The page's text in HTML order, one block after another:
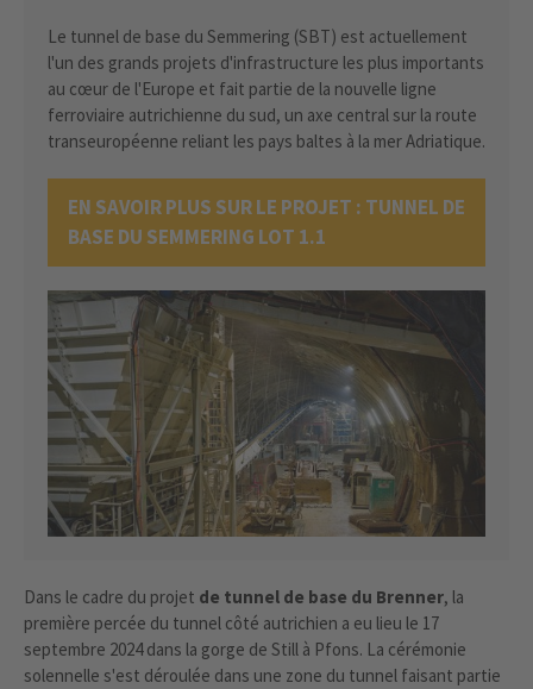
Le tunnel de base du Semmering (SBT) est actuellement
l'un des grands projets d'infrastructure les plus importants
au cœur de l'Europe et fait partie de la nouvelle ligne
ferroviaire autrichienne du sud, un axe central sur la route
transeuropéenne reliant les pays baltes à la mer Adriatique.
EN SAVOIR PLUS SUR LE PROJET : TUNNEL DE
BASE DU SEMMERING LOT 1.1
Dans le cadre du projet de tunnel de base du Brenner, la
première percée du tunnel côté autrichien a eu lieu le 17
septembre 2024 dans la gorge de Still à Pfons. La cérémonie
solennelle s'est déroulée dans une zone du tunnel faisant partie